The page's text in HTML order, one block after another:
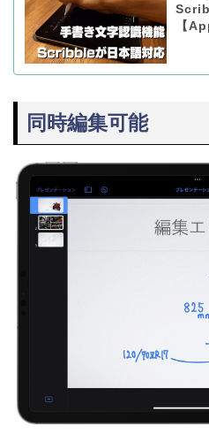
【
同時編集可能